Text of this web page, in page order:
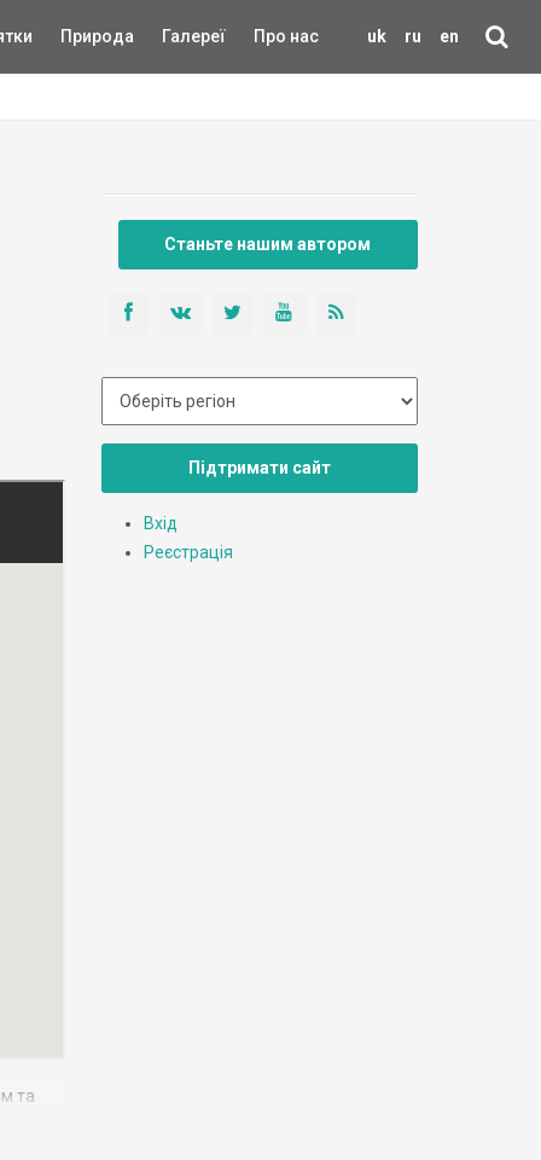
uk ru en
Природа Галереї Про нас
та
Станьте нашим автором
Підтримати сайт
Вхід
Реєстрація